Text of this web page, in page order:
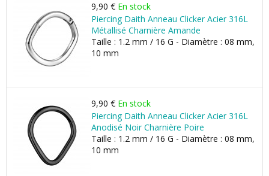
9,90 € En stock
Piercing Daith Anneau Clicker Acier 316L
Métallisé Charnière Amande
Taille : 1.2 mm / 16 G - Diamètre : 08 mm,
10 mm
9,90 € En stock
Piercing Daith Anneau Clicker Acier 316L
Anodisé Noir Charnière Poire
Taille : 1.2 mm / 16 G - Diamètre : 08 mm,
10 mm